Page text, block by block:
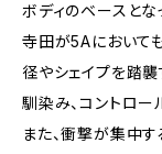
ボディのベースとな
寺田が5Aにおいて
径やシェイプを踏
馴染み、コントロー
また、衝撃が集中